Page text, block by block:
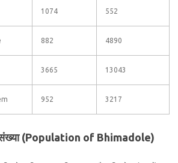
1074 552
882 4890
3665 13043
952 3217
(Population of Bhimadole)